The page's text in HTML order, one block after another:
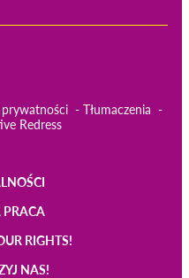
Tłumaczenia
Redress
PRACA
RIGHTS!
NAS!